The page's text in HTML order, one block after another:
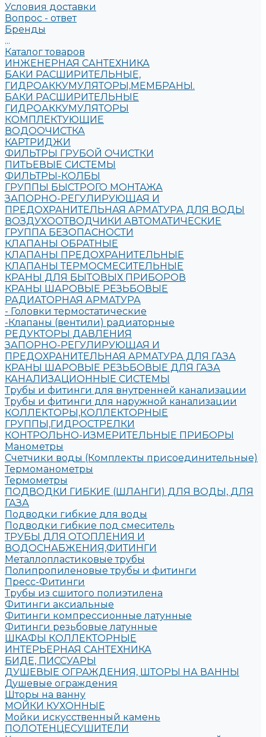
Условия доставки
Вопрос - ответ
Бренды
...
Каталог товаров
ИНЖЕНЕРНАЯ САНТЕХНИКА
БАКИ РАСШИРИТЕЛЬНЫЕ,
ГИДРОАККУМУЛЯТОРЫ,МЕМБРАНЫ.
БАКИ РАСШИРИТЕЛЬНЫЕ
ГИДРОАККУМУЛЯТОРЫ
КОМПЛЕКТУЮЩИЕ
ВОДООЧИСТКА
КАРТРИДЖИ
ФИЛЬТРЫ ГРУБОЙ ОЧИСТКИ
ПИТЬЕВЫЕ СИСТЕМЫ
ФИЛЬТРЫ-КОЛБЫ
ГРУППЫ БЫСТРОГО МОНТАЖА
ЗАПОРНО-РЕГУЛИРУЮЩАЯ И
ПРЕДОХРАНИТЕЛЬНАЯ АРМАТУРА ДЛЯ ВОДЫ
ВОЗДУХООТВОДЧИКИ АВТОМАТИЧЕСКИЕ
ГРУППА БЕЗОПАСНОСТИ
КЛАПАНЫ ОБРАТНЫЕ
КЛАПАНЫ ПРЕДОХРАНИТЕЛЬНЫЕ
КЛАПАНЫ ТЕРМОСМЕСИТЕЛЬНЫЕ
КРАНЫ ДЛЯ БЫТОВЫХ ПРИБОРОВ
КРАНЫ ШАРОВЫЕ РЕЗЬБОВЫЕ
РАДИАТОРНАЯ АРМАТУРА
- Головки термостатические
-Клапаны (вентили) радиаторные
РЕДУКТОРЫ ДАВЛЕНИЯ
ЗАПОРНО-РЕГУЛИРУЮЩАЯ И
ПРЕДОХРАНИТЕЛЬНАЯ АРМАТУРА ДЛЯ ГАЗА
КРАНЫ ШАРОВЫЕ РЕЗЬБОВЫЕ ДЛЯ ГАЗА
КАНАЛИЗАЦИОННЫЕ СИСТЕМЫ
Трубы и фитинги для внутренней канализации
Трубы и фитинги для наружной канализации
КОЛЛЕКТОРЫ,КОЛЛЕКТОРНЫЕ
ГРУППЫ,ГИДРОСТРЕЛКИ
КОНТРОЛЬНО-ИЗМЕРИТЕЛЬНЫЕ ПРИБОРЫ
Манометры
Счетчики воды (Комплекты присоединительные)
Термоманометры
Термометры
ПОДВОДКИ ГИБКИЕ (ШЛАНГИ) ДЛЯ ВОДЫ, ДЛЯ
ГАЗА
Подводки гибкие для воды
Подводки гибкие под смеситель
ТРУБЫ ДЛЯ ОТОПЛЕНИЯ И
ВОДОСНАБЖЕНИЯ,ФИТИНГИ
Металлопластиковые трубы
Полипропиленовые трубы и фитинги
Пресс-Фитинги
Трубы из сшитого полиэтилена
Фитинги аксиальные
Фитинги компрессионные латунные
Фитинги резьбовые латунные
ШКАФЫ КОЛЛЕКТОРНЫЕ
ИНТЕРЬЕРНАЯ САНТЕХНИКА
БИДЕ, ПИССУАРЫ
ДУШЕВЫЕ ОГРАЖДЕНИЯ, ШТОРЫ НА ВАННЫ
Душевые ограждения
Шторы на ванну
МОЙКИ КУХОННЫЕ
Мойки искусственный камень
ПОЛОТЕНЦЕСУШИТЕЛИ